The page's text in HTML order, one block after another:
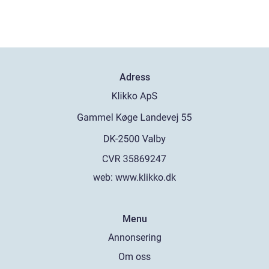
Adress
web: www.klikko.dk
Menu
Annonsering
Om oss